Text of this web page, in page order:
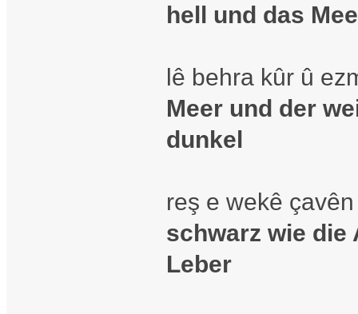
hell und das
lê behra kûr û
Meer und der
dunkel
reş e wekê
schwarz wie die
Leber